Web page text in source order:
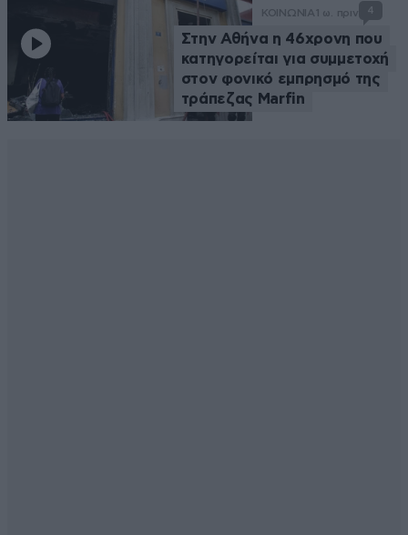
ΚΟΙΝΩΝΙΑ 1 ω. πριν 4
Στην Αθήνα η 46χρονη που
κατηγορείται για συμμετοχή
στον φονικό εμπρησμό της
τράπεζας Marfin